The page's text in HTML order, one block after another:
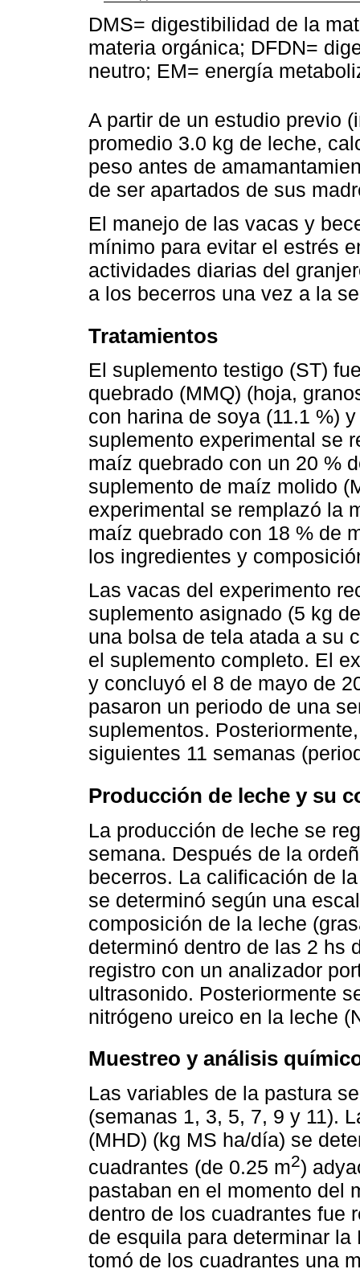
DMS= digestibilidad de la
materia orgánica; DFDN=
neutro; EM= energía
A partir de un estudio previo
promedio 3.0 kg de leche,
peso antes de
de ser apartados de sus
El manejo de las vacas y
mínimo para evitar el estrés
actividades diarias del
a los becerros una vez a la
Tratamientos
El suplemento testigo (ST)
quebrado (MMQ) (hoja,
con harina de soya (11.1 %)
suplemento experimental se
maíz quebrado con un 20 %
suplemento de maíz molido
experimental se remplazó la
maíz quebrado con 18 % de
los ingredientes y
Las vacas del experimento
suplemento asignado (5 kg
una bolsa de tela atada a su
el suplemento completo. El
y concluyó el 8 de mayo de
pasaron un periodo de una
suplementos.
siguientes 11 semanas
Producción de leche y su
La producción de leche se
semana. Después de la
becerros. La calificación de
se determinó según una
composición de la leche
determinó dentro de las 2 hs
registro con un analizador
ultrasonido. Posteriormente
nitrógeno ureico en la leche
Muestreo y análisis
Las variables de la pastura
(semanas 1, 3, 5, 7, 9 y 11).
(MHD) (kg MS ha/día) se
cuadrantes (de 0.25 m2)
pastaban en el momento del
dentro de los cuadrantes fue
de esquila para determinar
tomó de los cuadrantes una